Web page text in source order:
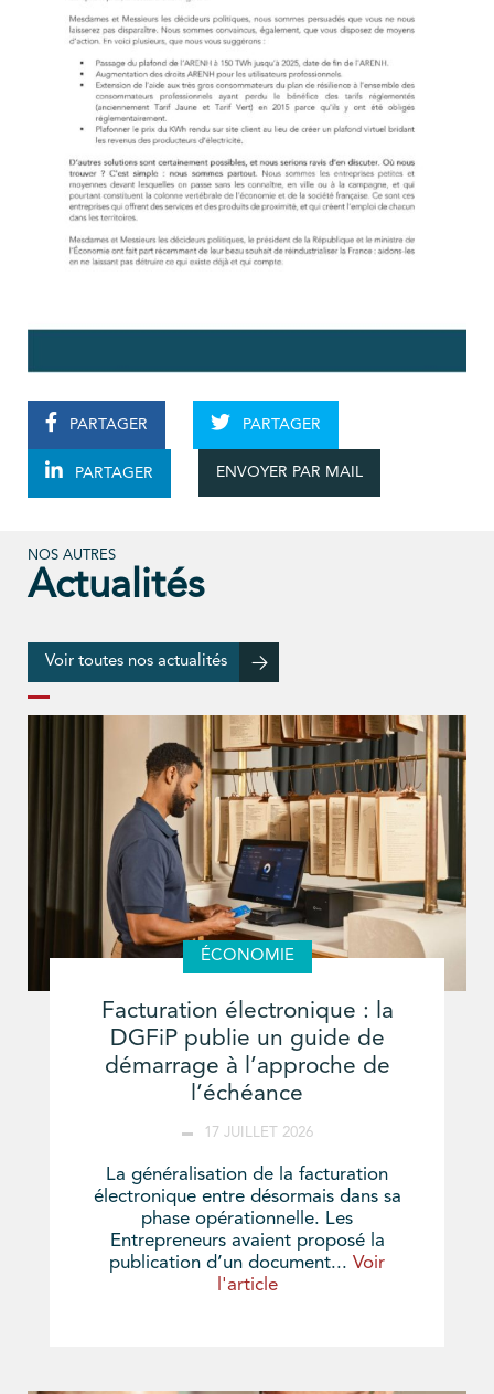
PARTAGER PARTAGER
PARTAGER ENVOYER PAR MAIL
NOS AUTRES
Actualités
Voir toutes nos actualités
ÉCONOMIE
Facturation électronique : la
DGFiP publie un guide de
démarrage à l’approche de
l’échéance
17 JUILLET 2026
La généralisation de la facturation
électronique entre désormais dans sa
phase opérationnelle. Les
Entrepreneurs avaient proposé la
publication d’un document... Voir
l'article